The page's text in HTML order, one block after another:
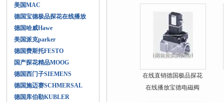
美国MAC
德国宝德极品探花在线播放
德国哈威Hawe
美国派克parker
德国费斯托FESTO
国产探花精品MOOG
德国西门子SIEMENS
德国施迈赛SCHMERSAL
德国库伯勒KUBLER
在线直销德国极品探花
在线播放宝德电磁阀